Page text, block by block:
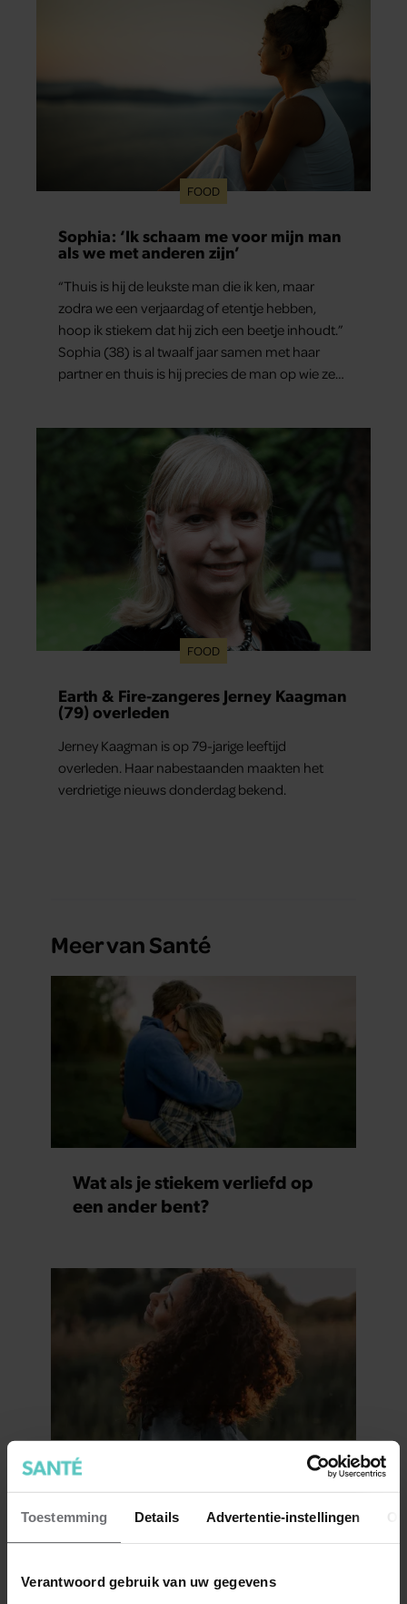
Toestemming Details Advertentie-instellingen
Verantwoord gebruik van uw gegevens
FOOD
Sophia: ‘Ik schaam me voor mijn man
als we met anderen zijn’
“Thuis is hij de leukste man die ik ken, maar
zodra we een verjaardag of etentje hebben,
hoop ik stiekem dat hij zich een beetje inhoudt.”
Sophia (38) is al twaalf jaar samen met haar
partner en thuis is hij precies de man op wie ze
ze samen onder de mensen zijn.
FOOD
Earth & Fire-zangeres Jerney Kaagman
(79) overleden
Jerney Kaagman is op 79-jarige leeftijd
overleden. Haar nabestaanden maakten het
verdrietige nieuws donderdag bekend.
Meer van Santé
Wat als je stiekem verliefd op
een ander bent?
7 kleine dingen die je leven
beter maken (en weinig tijd
kosten)